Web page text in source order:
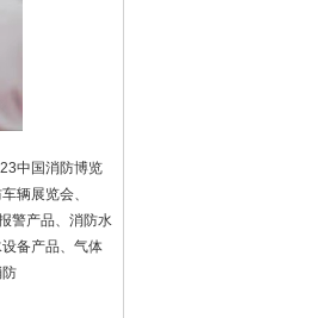
中国消防博览
辆展览会、
警产品、消防水
备产品、气体